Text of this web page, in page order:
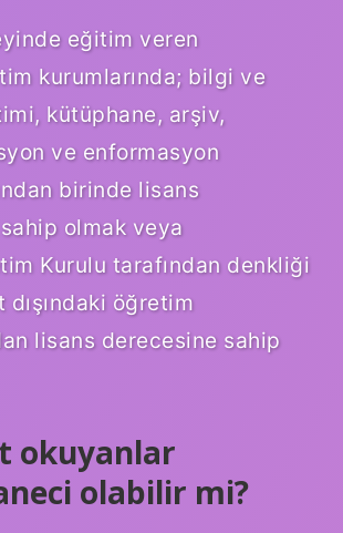
eğitim veren
kurumlarında; bilgi ve
kütüphane, arşiv,
ve enformasyon
birinde lisans
olmak veya
Kurulu tarafından denkliği
dışındaki öğretim
lisans derecesine sahip
okuyanlar
olabilir mi?